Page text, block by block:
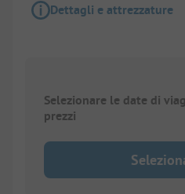
Dettagli e attrezzature
Selezionare le date di
prezzi